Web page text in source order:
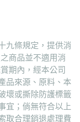
九條規定，提供消
商品並不適用消
期內，經本公司
品來源、原料、本
壞或撕除防護標籤
宜；倘無符合以上
取合理銷退處理費